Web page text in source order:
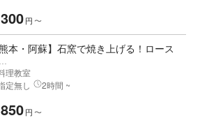
円 〜
熊本・阿蘇】石窯で焼き上げる！ロース
理教室
定無し
2時間 ~
円 〜